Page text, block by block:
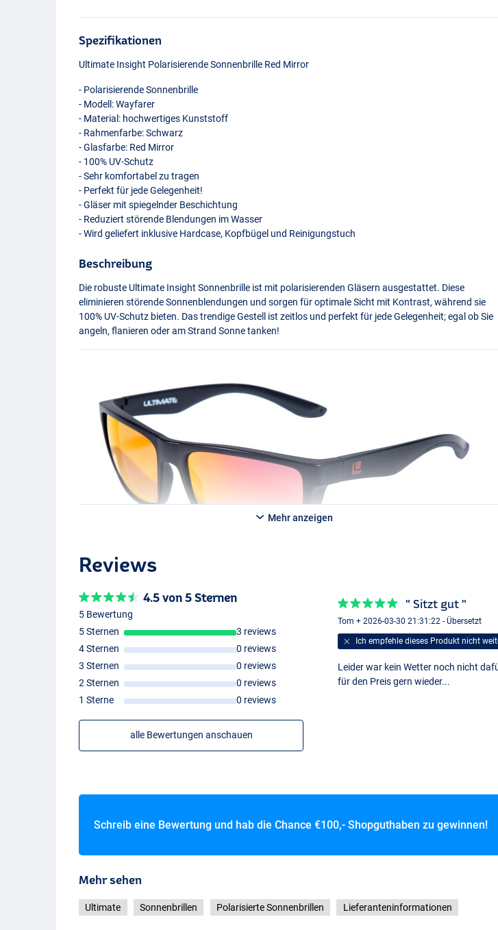
Spezifikationen
Ultimate Insight Polarisierende Sonnenbrille Red Mirror
- Polarisierende Sonnenbrille
- Modell: Wayfarer
- Material: hochwertiges Kunststoff
- Rahmenfarbe: Schwarz
- Glasfarbe: Red Mirror
- 100% UV-Schutz
- Sehr komfortabel zu tragen
- Perfekt für jede Gelegenheit!
- Gläser mit spiegelnder Beschichtung
- Reduziert störende Blendungen im Wasser
- Wird geliefert inklusive Hardcase, Kopfbügel und Reinigungstuch
Beschreibung
Die robuste Ultimate Insight Sonnenbrille ist mit polarisierenden Gläsern ausgestattet. Diese
eliminieren störende Sonnenblendungen und sorgen für optimale Sicht mit Kontrast, während sie
100% UV-Schutz bieten. Das trendige Gestell ist zeitlos und perfekt für jede Gelegenheit; egal ob Sie
angeln, flanieren oder am Strand Sonne tanken!
Mehr anzeigen
Reviews
4.5 von 5 Sternen
5 Bewertung
5 Sternen
3 reviews
4 Sternen
0 reviews
3 Sternen
0 reviews
2 Sternen
0 reviews
1 Sterne
0 reviews
alle Bewertungen anschauen
" Sitzt gut "
Tom + 2026-03-30 21:31:22 - Übersetzt
Ich empfehle dieses Produkt nicht
Leider war kein Wetter noch nicht
für den Preis gern wieder...
Schreib eine Bewertung und hab die Chance €100,- Shopguthaben zu gewinnen!
Mehr sehen
Ultimate Sonnenbrillen Polarisierte Sonnenbrillen Lieferanteninformationen